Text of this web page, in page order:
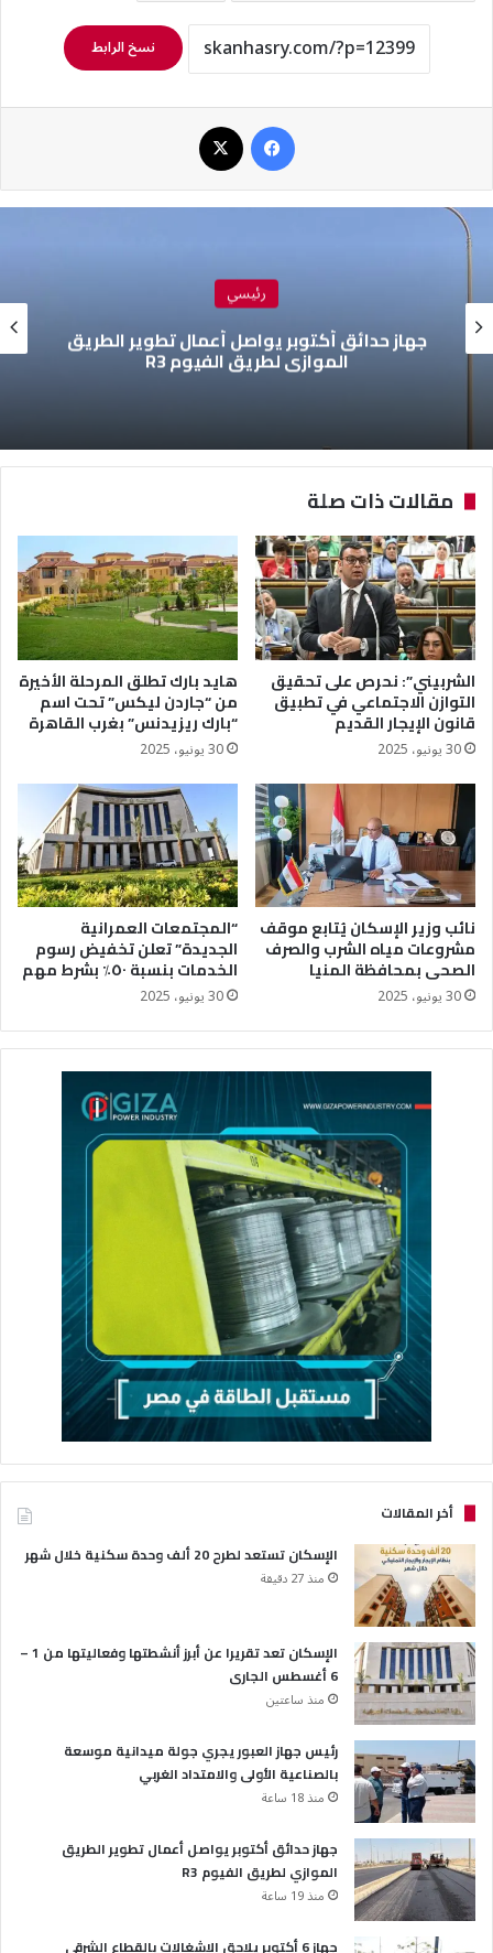
نسخ الرابط
رئيسي
جهاز حدائق أكتوبر يواصل أعمال تطوير الطريق
الموازي لطريق الفيوم R3
مقالات ذات صلة
الشربيني”: نحرص على تحقيق
التوازن الاجتماعي في تطبيق
قانون الإيجار القديم
30 يونيو، 2025
هايد بارك تطلق المرحلة الأخيرة
من “جاردن ليكس” تحت اسم
“بارك ريزيدنس” بغرب القاهرة
30 يونيو، 2025
نائب وزير الإسكان يُتابع موقف
مشروعات مياه الشرب والصرف
الصحى بمحافظة المنيا
30 يونيو، 2025
“المجتمعات العمرانية
الجديدة” تعلن تخفيض رسوم
الخدمات بنسبة ٥٠٪؜ بشرط مهم
30 يونيو، 2025
أخر المقالات
الإسكان تستعد لطرح 20 ألف وحدة سكنية خلال شهر
منذ 27 دقيقة
الإسكان تعد تقريرا عن أبرز أنشطتها وفعاليتها من 1 –
6 أغسطس الجارى
منذ ساعتين
رئيس جهاز العبور يجري جولة ميدانية موسعة
بالصناعية الأولى والامتداد الغربي
منذ 18 ساعة
جهاز حدائق أكتوبر يواصل أعمال تطوير الطريق
الموازي لطريق الفيوم R3
منذ 19 ساعة
جهاز 6 أكتوبر يلاحق الإشغالات بالقطاع الشرقي